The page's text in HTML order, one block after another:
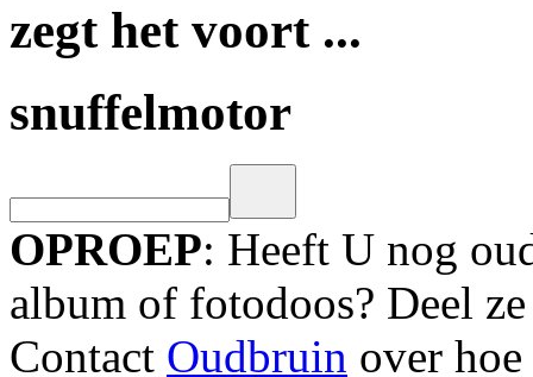
zegt het voort ...
snuffelmotor
OPROEP: Heeft U nog
album of fotodoos? Deel
Contact Oudbruin over